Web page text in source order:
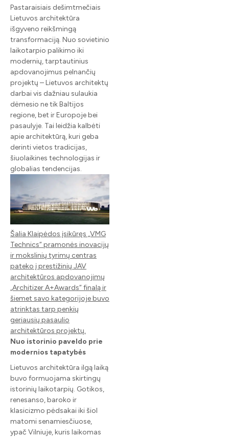
Pastaraisiais dešimtmečiais
Lietuvos architektūra
išgyveno reikšmingą
transformaciją. Nuo sovietinio
laikotarpio palikimo iki
modernių, tarptautinius
apdovanojimus pelnančių
projektų – Lietuvos architektų
darbai vis dažniau sulaukia
dėmesio ne tik Baltijos
regione, bet ir Europoje bei
pasaulyje. Tai leidžia kalbėti
apie architektūrą, kuri geba
derinti vietos tradicijas,
šiuolaikines technologijas ir
globalias tendencijas.
Šalia Klaipėdos įsikūręs „VMG
Technics“ pramonės inovacijų
ir mokslinių tyrimų centras
pateko į prestižinių JAV
architektūros apdovanojimų
„Architizer A+Awards“ finalą ir
šiemet savo kategorijoje buvo
atrinktas tarp penkių
geriausių pasaulio
architektūros projektų.
Nuo istorinio paveldo prie
modernios tapatybės
Lietuvos architektūra ilgą laiką
buvo formuojama skirtingų
istorinių laikotarpių. Gotikos,
renesanso, baroko ir
klasicizmo pėdsakai iki šiol
matomi senamiesčiuose,
ypač Vilniuje, kuris laikomas